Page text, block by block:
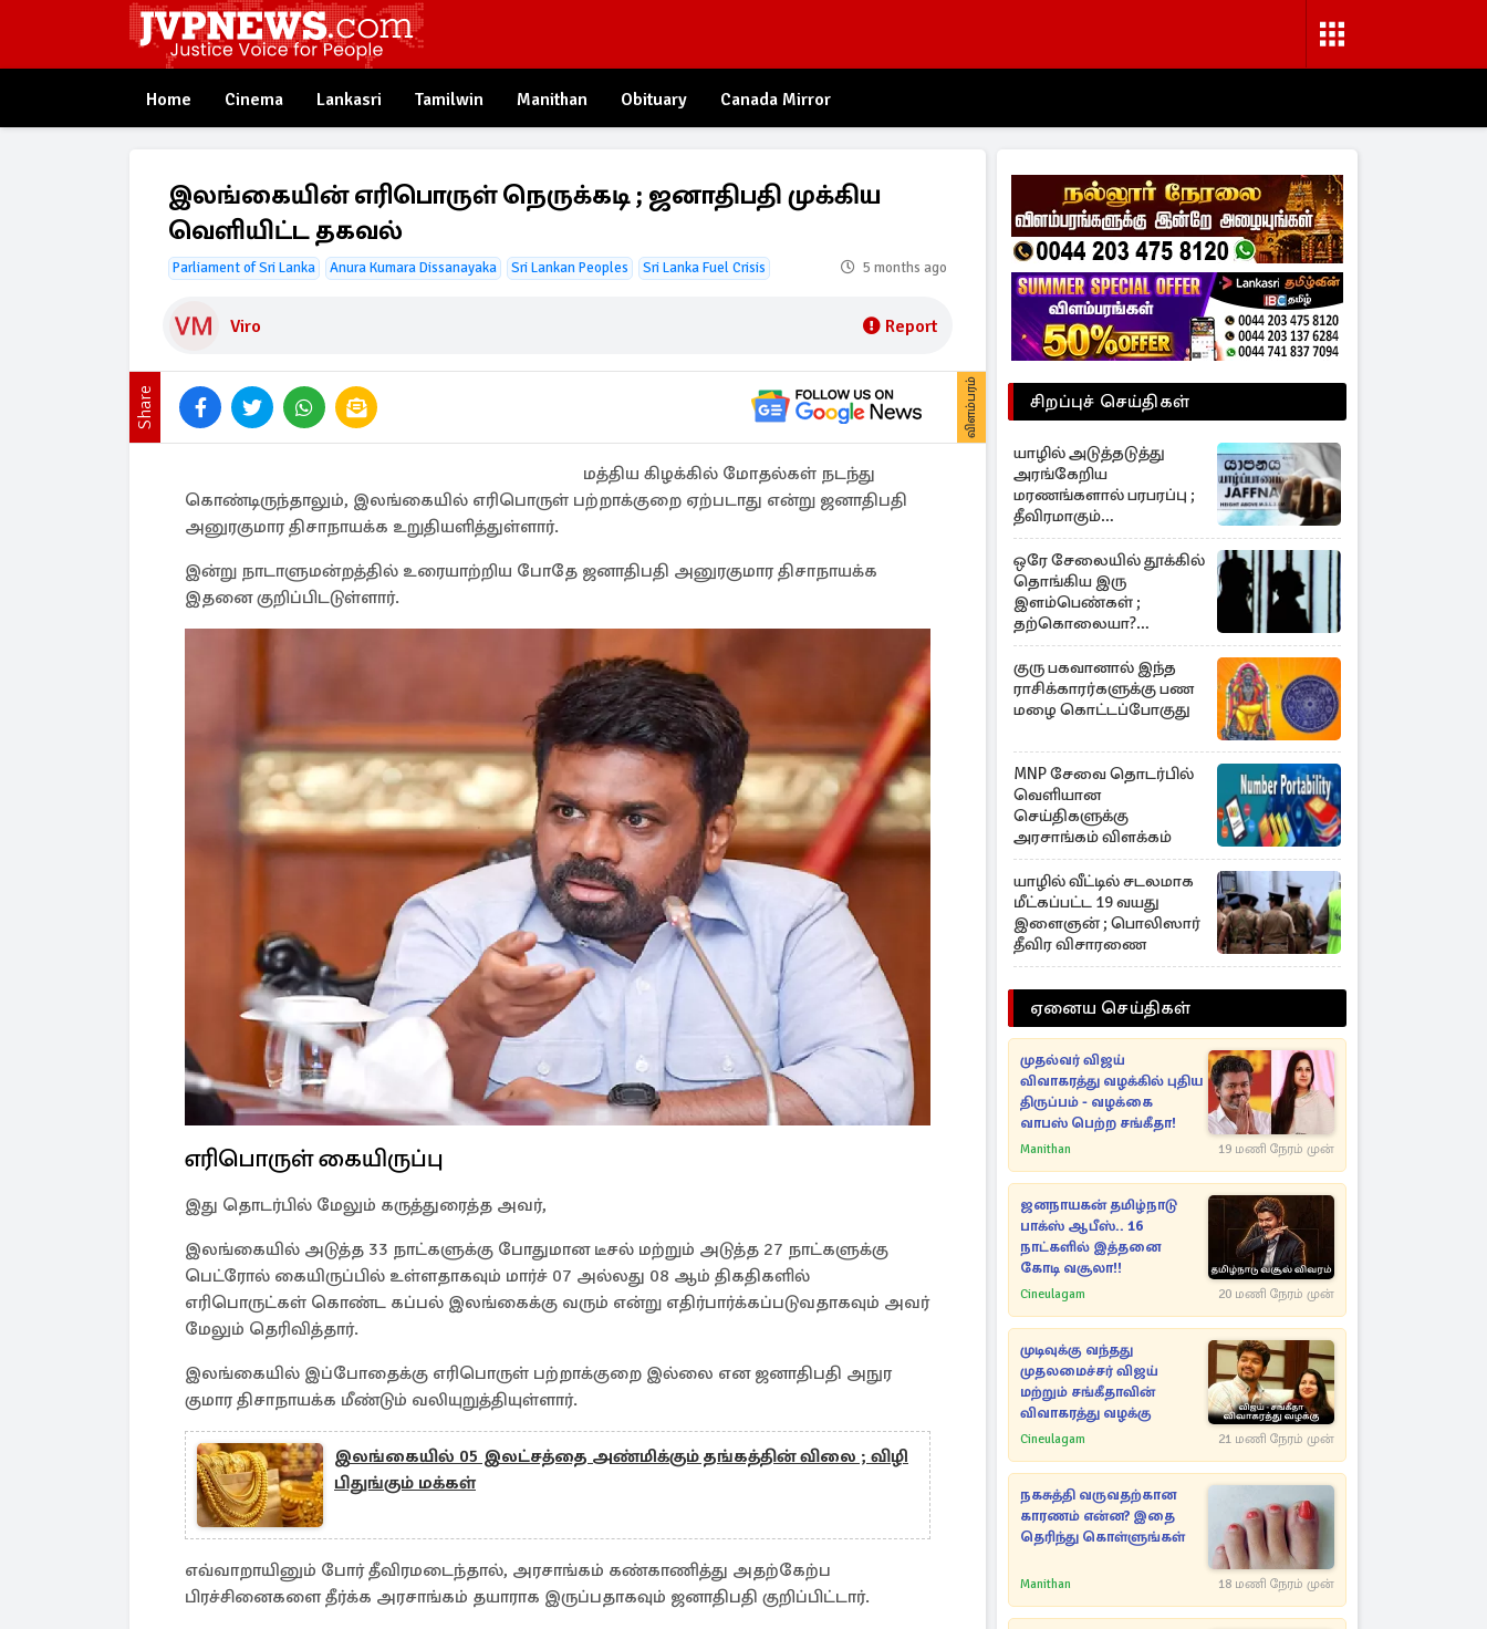
Home Cinema Lankasri Tamilwin Manithan Obituary Canada Mirror
இலங்கையின் எரிபொருள் நெருக்கடி ; ஜனாதிபதி முக்கிய
வெளியிட்ட தகவல்
Parliament of Sri Lanka Anura Kumara Dissanayaka Sri Lankan Peoples Sri Lanka Fuel Crisis 5 months ago
Viro Report
Share விளம்பரம்
மத்திய கிழக்கில் மோதல்கள் நடந்து
கொண்டிருந்தாலும், இலங்கையில் எரிபொருள் பற்றாக்குறை ஏற்படாது என்று ஜனாதிபதி
அனுரகுமார திசாநாயக்க உறுதியளித்துள்ளார்.
இன்று நாடாளுமன்றத்தில் உரையாற்றிய போதே ஜனாதிபதி அனுரகுமார திசாநாயக்க
இதனை குறிப்பிடடுள்ளார்.
எரிபொருள் கையிருப்பு
இது தொடர்பில் மேலும் கருத்துரைத்த அவர்,
இலங்கையில் அடுத்த 33 நாட்களுக்கு போதுமான டீசல் மற்றும் அடுத்த 27 நாட்களுக்கு
பெட்ரோல் கையிருப்பில் உள்ளதாகவும் மார்ச் 07 அல்லது 08 ஆம் திகதிகளில்
எரிபொருட்கள் கொண்ட கப்பல் இலங்கைக்கு வரும் என்று எதிர்பார்க்கப்படுவதாகவும் அவர்
மேலும் தெரிவித்தார்.
இலங்கையில் இப்போதைக்கு எரிபொருள் பற்றாக்குறை இல்லை என ஜனாதிபதி அநுர
குமார திசாநாயக்க மீண்டும் வலியுறுத்தியுள்ளார்.
இலங்கையில் 05 இலட்சத்தை அண்மிக்கும் தங்கத்தின் விலை ; விழி
பிதுங்கும் மக்கள்
எவ்வாறாயினும் போர் தீவிரமடைந்தால், அரசாங்கம் கண்காணித்து அதற்கேற்ப
பிரச்சினைகளை தீர்க்க அரசாங்கம் தயாராக இருப்பதாகவும் ஜனாதிபதி குறிப்பிட்டார்.
சிறப்புச் செய்திகள்
யாழில் அடுத்தடுத்து
அரங்கேறிய
மரணங்களால் பரபரப்பு ;
தீவிரமாகும்
விசாரணைகள்
ஒரே சேலையில் தூக்கில்
தொங்கிய இரு
இளம்பெண்கள் ;
தற்கொலையா?
கொலையா?
குரு பகவானால் இந்த
ராசிக்காரர்களுக்கு பண
மழை கொட்டப்போகுது
MNP சேவை தொடர்பில்
வெளியான
செய்திகளுக்கு
அரசாங்கம் விளக்கம்
யாழில் வீட்டில் சடலமாக
மீட்கப்பட்ட 19 வயது
இளைஞன் ; பொலிஸார்
தீவிர விசாரணை
ஏனைய செய்திகள்
முதல்வர் விஜய்
விவாகரத்து வழக்கில் புதிய
திருப்பம் - வழக்கை
வாபஸ் பெற்ற சங்கீதா!
Manithan 19 மணி நேரம் முன்
ஜனநாயகன் தமிழ்நாடு
பாக்ஸ் ஆபீஸ்.. 16
நாட்களில் இத்தனை
கோடி வசூலா!!
Cineulagam 20 மணி நேரம் முன்
முடிவுக்கு வந்தது
முதலமைச்சர் விஜய்
மற்றும் சங்கீதாவின்
விவாகரத்து வழக்கு
Cineulagam 21 மணி நேரம் முன்
நகசுத்தி வருவதற்கான
காரணம் என்ன? இதை
தெரிந்து கொள்ளுங்கள்
Manithan 18 மணி நேரம் முன்